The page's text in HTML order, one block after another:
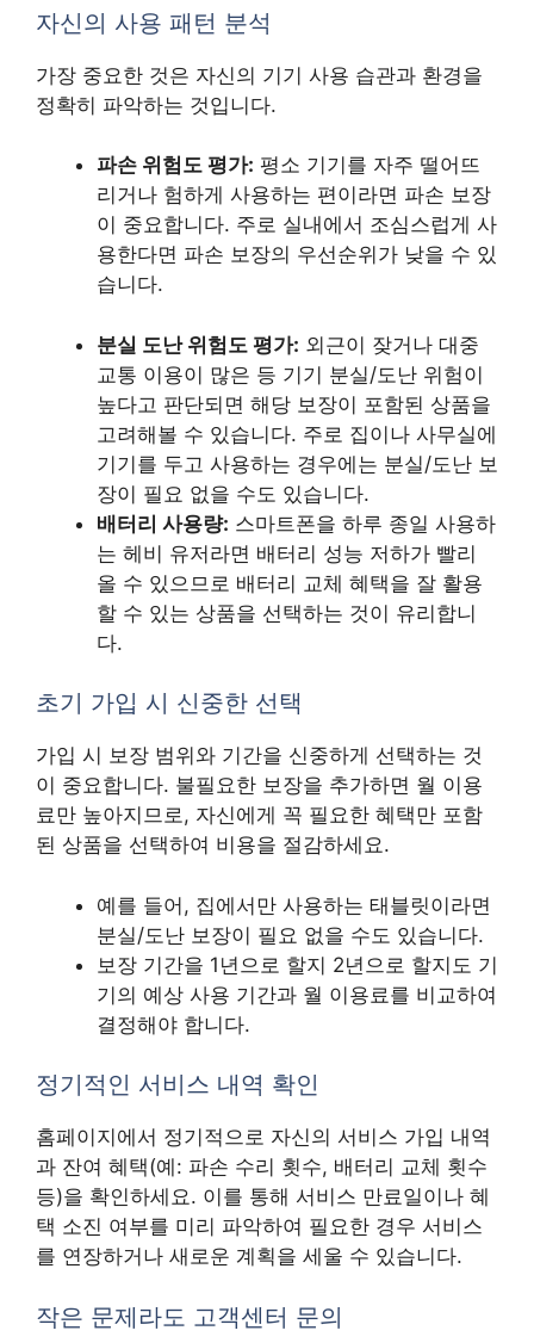
자신의 사용 패턴 분석
가장 중요한 것은 자신의 기기 사용 습관과 환경을
정확히 파악하는 것입니다.
파손 위험도 평가: 평소 기기를 자주 떨어뜨
리거나 험하게 사용하는 편이라면 파손 보장
이 중요합니다. 주로 실내에서 조심스럽게 사
용한다면 파손 보장의 우선순위가 낮을 수 있
습니다.
분실 도난 위험도 평가: 외근이 잦거나 대중
교통 이용이 많은 등 기기 분실/도난 위험이
높다고 판단되면 해당 보장이 포함된 상품을
고려해볼 수 있습니다. 주로 집이나 사무실에
기기를 두고 사용하는 경우에는 분실/도난 보
장이 필요 없을 수도 있습니다.
배터리 사용량: 스마트폰을 하루 종일 사용하
는 헤비 유저라면 배터리 성능 저하가 빨리
올 수 있으므로 배터리 교체 혜택을 잘 활용
할 수 있는 상품을 선택하는 것이 유리합니
다.
초기 가입 시 신중한 선택
가입 시 보장 범위와 기간을 신중하게 선택하는 것
이 중요합니다. 불필요한 보장을 추가하면 월 이용
료만 높아지므로, 자신에게 꼭 필요한 혜택만 포함
된 상품을 선택하여 비용을 절감하세요.
예를 들어, 집에서만 사용하는 태블릿이라면
분실/도난 보장이 필요 없을 수도 있습니다.
보장 기간을 1년으로 할지 2년으로 할지도 기
기의 예상 사용 기간과 월 이용료를 비교하여
결정해야 합니다.
정기적인 서비스 내역 확인
홈페이지에서 정기적으로 자신의 서비스 가입 내역
과 잔여 혜택(예: 파손 수리 횟수, 배터리 교체 횟수
등)을 확인하세요. 이를 통해 서비스 만료일이나 혜
택 소진 여부를 미리 파악하여 필요한 경우 서비스
를 연장하거나 새로운 계획을 세울 수 있습니다.
작은 문제라도 고객센터 문의